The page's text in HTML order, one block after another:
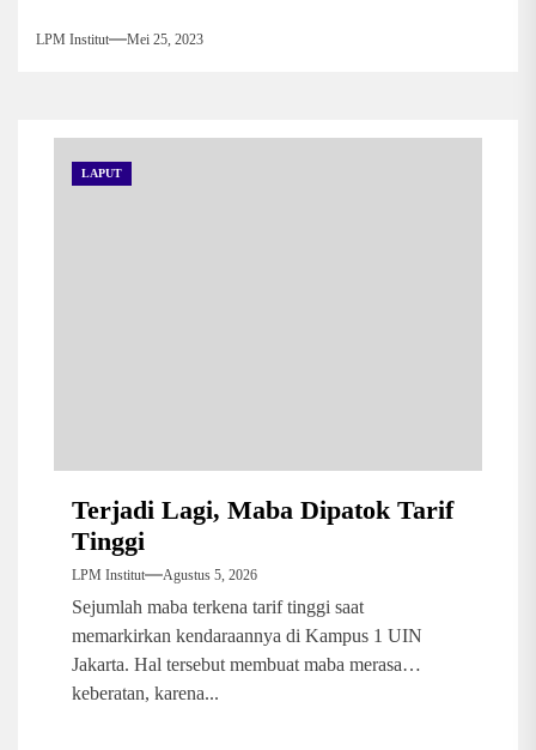
LPM Institut Mei 25, 2023
LAPUT
Terjadi Lagi, Maba Dipatok Tarif
Tinggi
LPM Institut Agustus 5, 2026
Sejumlah maba terkena tarif tinggi saat
memarkirkan kendaraannya di Kampus 1 UIN
Jakarta. Hal tersebut membuat maba merasa
keberatan, karena...